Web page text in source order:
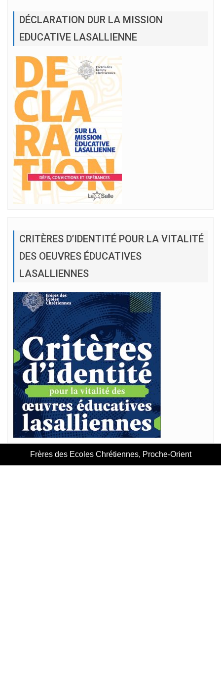
DÉCLARATION DUR LA MISSION
EDUCATIVE LASALLIENNE
CRITÈRES D’IDENTITÉ POUR LA VITALITÉ
DES OEUVRES ÉDUCATIVES
LASALLIENNES
Frères des Ecoles Chrétiennes, Proche-Orient